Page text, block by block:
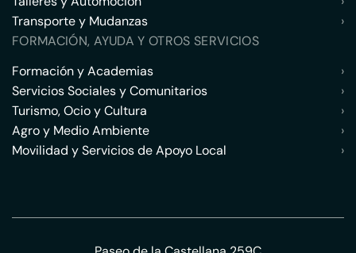
Transporte y Mudanzas
›
FORMACIÓN, AYUDA Y OTROS SERVICIOS
Formación y Academias
›
Servicios Sociales y Comunitarios
›
Turismo, Ocio y Cultura
›
Agro y Medio Ambiente
›
Movilidad y Servicios de Apoyo Local
›